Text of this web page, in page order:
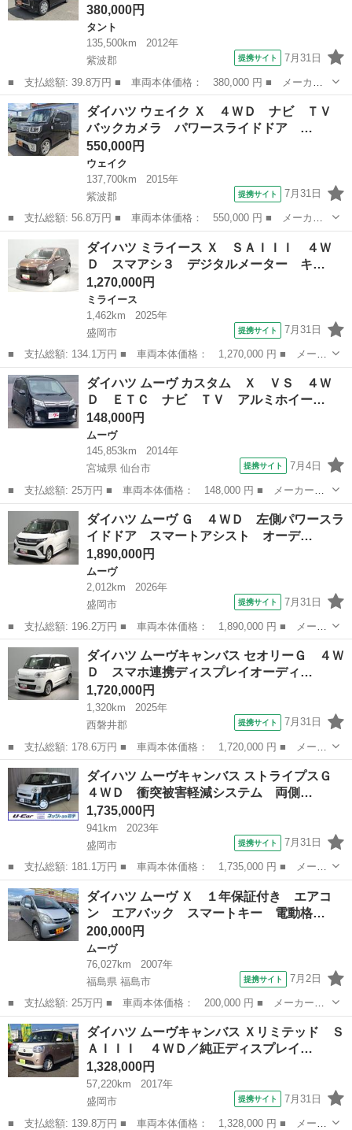
380,000円
タント
135,500km
2012年
紫波郡
提携サイト 7月31日
■ 支払総額: 39.8万円 ■ 車両本体価格： 380,000 円 ■ メーカー
名： ダイハツ ■ 車種名： タント ■ グレード名： カスタムＲ
Ｓ ４ＷＤ 純正ナビ ＴＶ パワースライドドア エンジンスター
ター ＨＩＤ...
岩手 紫波郡 タント
ダイハツ ウェイク Ｘ ４ＷＤ ナビ ＴＶ
バックカメラ パワースライドドア …
550,000円
ウェイク
137,700km
2015年
紫波郡
提携サイト 7月31日
■ 支払総額: 56.8万円 ■ 車両本体価格： 550,000 円 ■ メーカー
名： ダイハツ ■ 車種名： ウェイク ■ グレード名： Ｘ ４Ｗ
Ｄ ナビ ＴＶ バックカメラ パワースライドドア ターボ ＬＥ
Ｄヘッドライ...
ウェイク
ダイハツ ミライース Ｘ ＳＡＩＩＩ ４Ｗ
Ｄ スマアシ３ デジタルメーター キ…
1,270,000円
ミライース
1,462km
2025年
盛岡市
提携サイト 7月31日
■ 支払総額: 134.1万円 ■ 車両本体価格： 1,270,000 円 ■ メーカ
ー名： ダイハツ ■ 車種名： ミライース ■ グレード名： Ｘ
ＳＡＩＩＩ ４ＷＤ スマアシ３ デジタルメーター キーレス コ
ーナーセ...
岩手 盛岡市 ミライース
ダイハツ ムーヴ カスタム Ｘ ＶＳ ４Ｗ
Ｄ ＥＴＣ ナビ ＴＶ アルミホイー…
148,000円
ムーヴ
145,853km
2014年
宮城県 仙台市
提携サイト 7月4日
■ 支払総額: 25万円 ■ 車両本体価格： 148,000 円 ■ メーカー
名： ダイハツ ■ 車種名： ムーヴ ■ グレード名： カスタム
Ｘ ＶＳ ４ＷＤ ＥＴＣ ナビ ＴＶ アルミホイール ウィンカ
ーミラー プッシ...
宮城 仙台市 ムーヴ
ダイハツ ムーヴ Ｇ ４ＷＤ 左側パワースラ
イドドア スマートアシスト オーデ…
1,890,000円
ムーヴ
2,012km
2026年
盛岡市
提携サイト 7月31日
■ 支払総額: 196.2万円 ■ 車両本体価格： 1,890,000 円 ■ メーカ
ー名： ダイハツ ■ 車種名： ムーヴ ■ グレード名： Ｇ ４Ｗ
Ｄ 左側パワースライドドア スマートアシスト オーディオレス
プッシュ...
岩手 盛岡市 ムーヴ
ダイハツ ムーヴキャンバス セオリーＧ ４Ｗ
Ｄ スマホ連携ディスプレイオーディ…
1,720,000円
1,320km
2025年
西磐井郡
提携サイト 7月31日
■ 支払総額: 178.6万円 ■ 車両本体価格： 1,720,000 円 ■ メーカ
ー名： ダイハツ ■ 車種名： ムーヴキャンバス ■ グレード
名： セオリーＧ ４ＷＤ スマホ連携ディスプレイオーディオ バ
ックモニター...
岩手 西磐井郡
ダイハツ ムーヴキャンバス ストライプスＧ
４ＷＤ 衝突被害軽減システム 両側…
1,735,000円
941km
2023年
盛岡市
提携サイト 7月31日
■ 支払総額: 181.1万円 ■ 車両本体価格： 1,735,000 円 ■ メーカ
ー名： ダイハツ ■ 車種名： ムーヴキャンバス ■ グレード
名： ストライプスＧ ４ＷＤ 衝突被害軽減システム 両側電動ス
ライド ＬＥ...
岩手 盛岡市 ダイハツ
ダイハツ ムーヴ Ｘ １年保証付き エアコ
ン エアバック スマートキー 電動格…
200,000円
ムーヴ
76,027km
2007年
福島県 福島市
提携サイト 7月2日
■ 支払総額: 25万円 ■ 車両本体価格： 200,000 円 ■ メーカー
名： ダイハツ ■ 車種名： ムーヴ ■ グレード名： Ｘ １年保
証付き エアコン エアバック スマートキー 電動格納ミラー 盗
難防止装置 ＣＤ...
福島 福島市 ムーヴ
ダイハツ ムーヴキャンバス Ｘリミテッド Ｓ
ＡＩＩＩ ４ＷＤ／純正ディスプレイ…
1,328,000円
57,220km
2017年
盛岡市
提携サイト 7月31日
■ 支払総額: 139.8万円 ■ 車両本体価格： 1,328,000 円 ■ メーカ